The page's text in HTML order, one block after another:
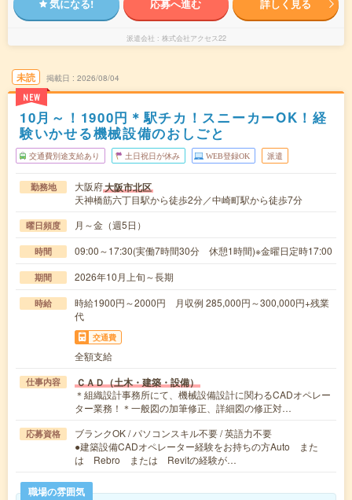
気になる! 応募へ進む 詳しく見る
派遣会社 株式会社アクセス22
未読
NEW
掲載日 2026/08/04
10月～！1900円＊駅チカ！スニーカーOK！経
験いかせる機械設備のおしごと
交通費別途支給あり 土日祝日が休み WEB登録OK 派遣
勤務地 大阪府大阪市北区
天神橋筋六丁目駅から徒歩2分／中崎町駅から徒歩7分
曜日頻度 月～金（週5日）
時間 09:00～17:30(実働7時間30分 休憩1時間)※金曜日定時17:00
期間 2026年10月上旬～長期
時給
時給1900円～2000円 月収例 285,000円～300,000円+残業
代
交通費
全額支給
仕事内容 ＣＡＤ（土木・建築・設備）
＊組織設計事務所にて、機械設備設計に関わるCADオペレー
ター業務！＊一般図の加筆修正、詳細図の修正対…
応募資格
ブランクOK / パソコンスキル不要 / 英語力不要
●建築設備CADオペレーター経験をお持ちの方Auto また
は Rebro または Revitの経験が…
職場の雰囲気